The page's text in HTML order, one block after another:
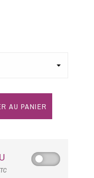
AU PANIER